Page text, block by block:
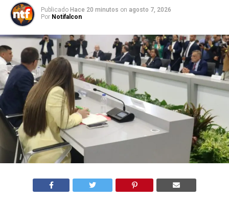
Publicado Hace 20 minutos on agosto 7, 2026
Por Notifalcon